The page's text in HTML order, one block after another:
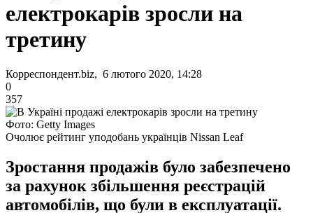
електрокарів зросли на
третину
Корреспондент.biz, 6 лютого 2020, 14:28
0
357
Фото: Getty Images
Очолює рейтинг уподобань українців Nissan Leaf
Зростання продажів було забезпечено
за рахунок збільшення реєстрацій
автомобілів, що були в експлуатації.